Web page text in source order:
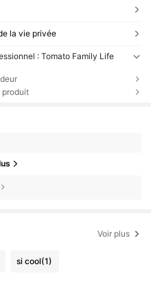
la vie privée
: Tomato Family Life
produit
Voir plus
si cool(1)